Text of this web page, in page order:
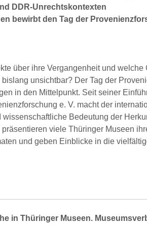
DDR-Unrechtskontexten
bewirbt den Tag der
über ihre Vergangenheit und welche
unsichtbar? Der Tag der
in den Mittelpunkt. Seit seiner
e. V. macht der
Bedeutung der
viele Thüringer Museen
und geben Einblicke in die
in Thüringer Museen.